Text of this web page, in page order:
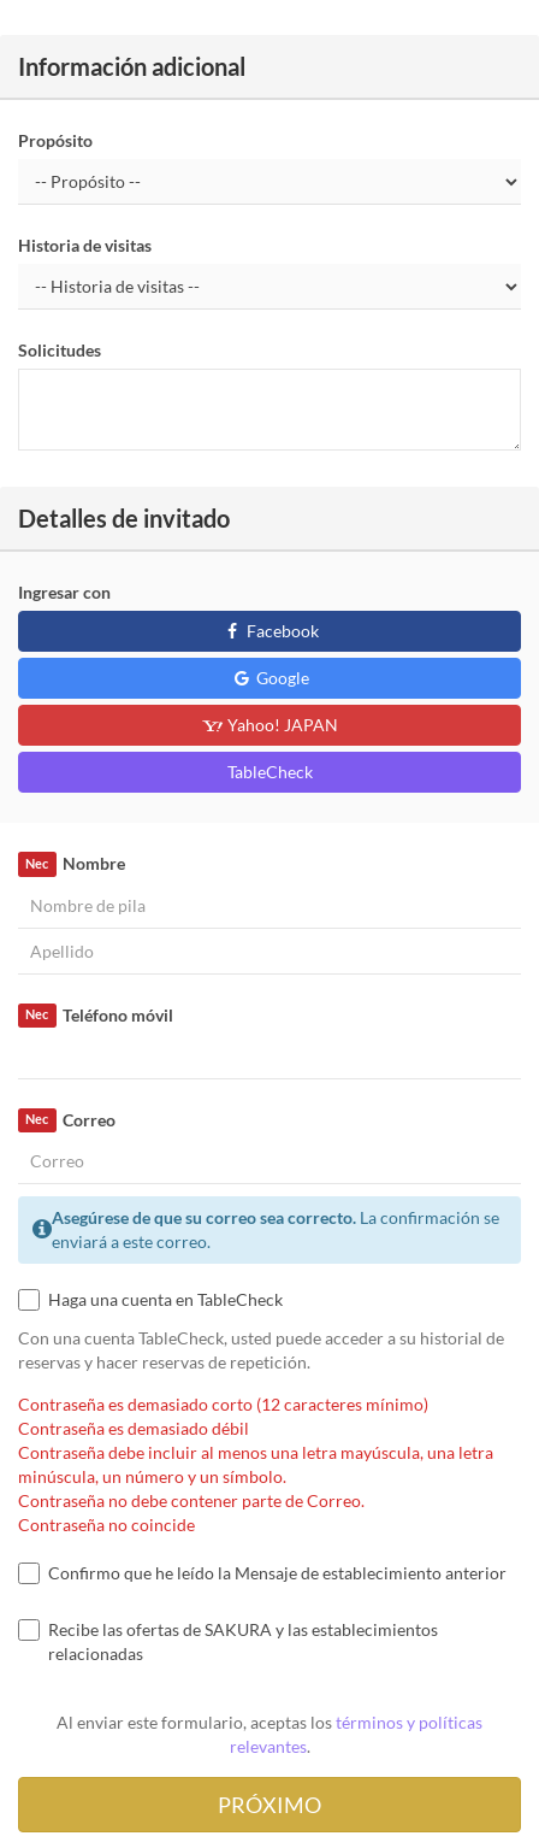
Información adicional
Propósito
Historia de visitas
Solicitudes
Detalles de invitado
Ingresar con
Facebook
Google
Yahoo! JAPAN
TableCheck
Nombre
Nec
Teléfono móvil
Nec
Correo
Nec
Asegúrese de que su correo sea correcto. La confirmación se
enviará a este correo.
Haga una cuenta en TableCheck
Con una cuenta TableCheck, usted puede acceder a su historial de
reservas y hacer reservas de repetición.
Contraseña es demasiado corto (12 caracteres mínimo)
Contraseña es demasiado débil
Contraseña debe incluir al menos una letra mayúscula, una letra
minúscula, un número y un símbolo.
Contraseña no debe contener parte de Correo.
Contraseña no coincide
Confirmo que he leído la Mensaje de establecimiento anterior
Recibe las ofertas de SAKURA y las establecimientos
relacionadas
Al enviar este formulario, aceptas lostérminos y políticas
relevantes.